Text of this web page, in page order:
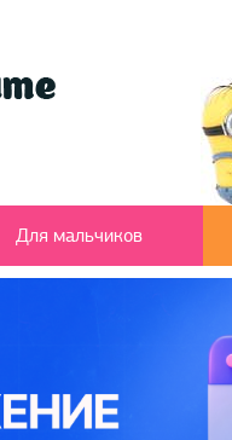
Для мальчиков